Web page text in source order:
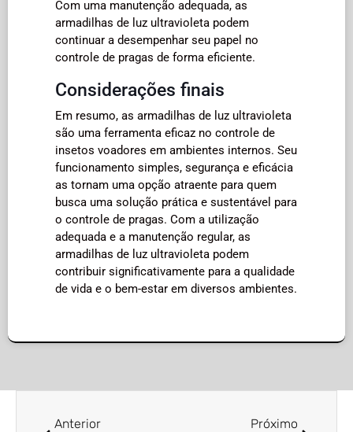
Com uma manutenção adequada, as
armadilhas de luz ultravioleta podem
continuar a desempenhar seu papel no
controle de pragas de forma eficiente.
Considerações finais
Em resumo, as armadilhas de luz ultravioleta
são uma ferramenta eficaz no controle de
insetos voadores em ambientes internos. Seu
funcionamento simples, segurança e eficácia
as tornam uma opção atraente para quem
busca uma solução prática e sustentável para
o controle de pragas. Com a utilização
adequada e a manutenção regular, as
armadilhas de luz ultravioleta podem
contribuir significativamente para a qualidade
de vida e o bem-estar em diversos ambientes.
Anterior Próximo